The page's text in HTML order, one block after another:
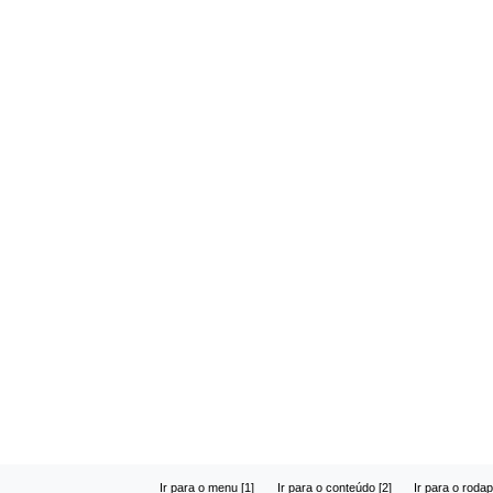
Ir para o menu [1] Ir para o conteúdo [2] Ir para o